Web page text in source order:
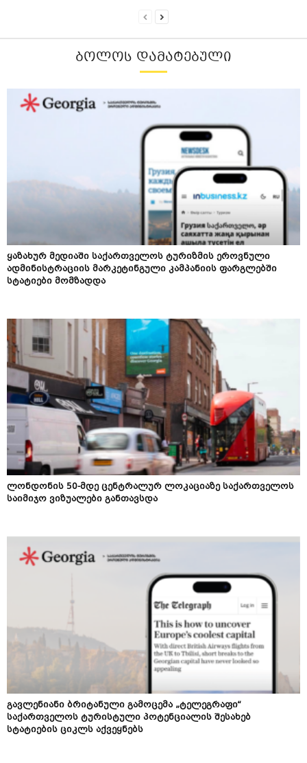
ᲑᲝᲚᲝᲡ ᲓᲐᲛᲐᲢᲔᲑᲣᲚᲘ
ყაზახურ მედიაში საქართველოს ტურიზმის ეროვნული
ადმინისტრაციის მარკეტინგული კამპანიის ფარგლებში
სტატიები მომზადდა
ლონდონის 50-მდე ცენტრალურ ლოკაციაზე საქართველოს
საიმიჯო ვიზუალები განთავსდა
გავლენიანი ბრიტანული გამოცემა „ტელეგრაფი“
საქართველოს ტურისტული პოტენციალის შესახებ
სტატიების ციკლს აქვეყნებს